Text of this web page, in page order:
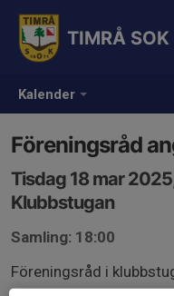
Kalender
TIMRÅ SOK
Föreningsråd
Tisdag 18 mar
Klubbstugan
Samling: 18:00
Föreningsråd i